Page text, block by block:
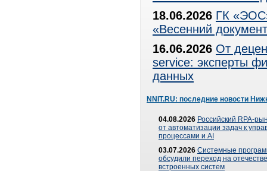
18.06.2026 ГК
«Весенний
16.06.2026 От
service: эксперты
данных
NNIT.RU: последние новости
04.08.2026 Российский RPA-
от автоматизации задач к
процессами и AI
03.07.2026 Системные
обсудили переход на
встроенных систем